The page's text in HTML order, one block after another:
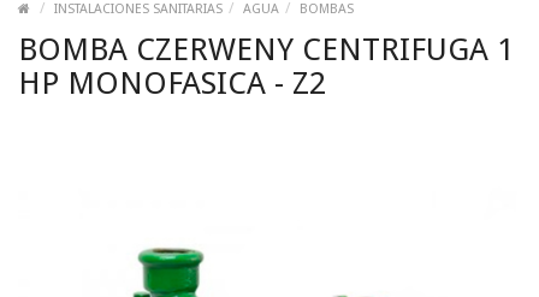
INSTALACIONES SANITARIAS AGUA BOMBAS
BOMBA CZERWENY CENTRIFUGA 1
HP MONOFASICA - Z2